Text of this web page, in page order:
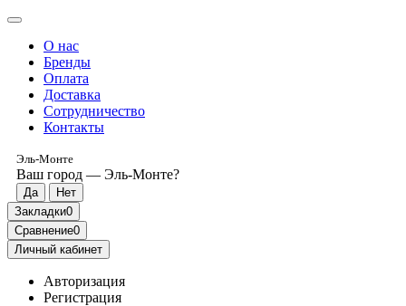
О нас
Бренды
Оплата
Доставка
Сотрудничество
Контакты
Эль-Монте
Ваш город — Эль-Монте?
Закладки0
Сравнение0
Личный кабинет
Авторизация
Регистрация